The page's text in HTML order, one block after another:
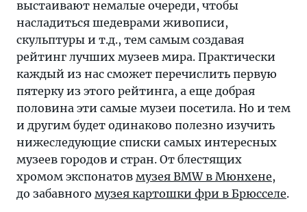
выстаивают немалые очереди, чтобы
насладиться шедеврами живописи,
скульптуры и т.д., тем самым создавая
рейтинг лучших музеев мира. Практически
каждый из нас сможет перечислить первую
пятерку из этого рейтинга, а еще добрая
половина эти самые музеи посетила. Но и тем
и другим будет одинаково полезно изучить
нижеследующие списки самых интересных
музеев городов и стран. От блестящих
хромом экспонатов музея BMW в Мюнхене,
до забавного музея картошки фри в Брюсселе.